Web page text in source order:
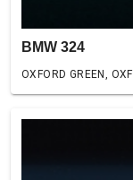
BMW 324
OXFORD GREEN,